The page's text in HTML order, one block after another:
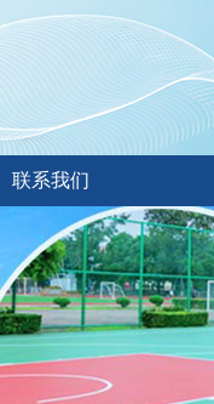
联系我们